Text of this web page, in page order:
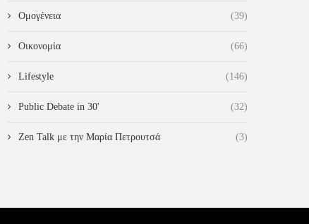
Ομογένεια (39)
Οικονομία (66)
Lifestyle (146)
Public Debate in 30' (32)
Zen Talk με την Μαρία Πετρουτσά (3)